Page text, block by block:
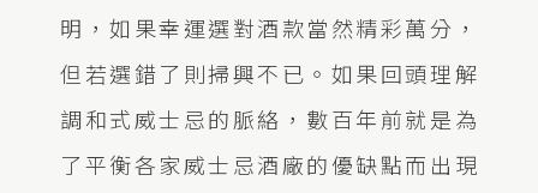
明，如果幸運選對酒款當然精彩萬分，
但若選錯了則掃興不已。如果回頭理解
調和式威士忌的脈絡，數百年前就是為
了平衡各家威士忌酒廠的優缺點而出現